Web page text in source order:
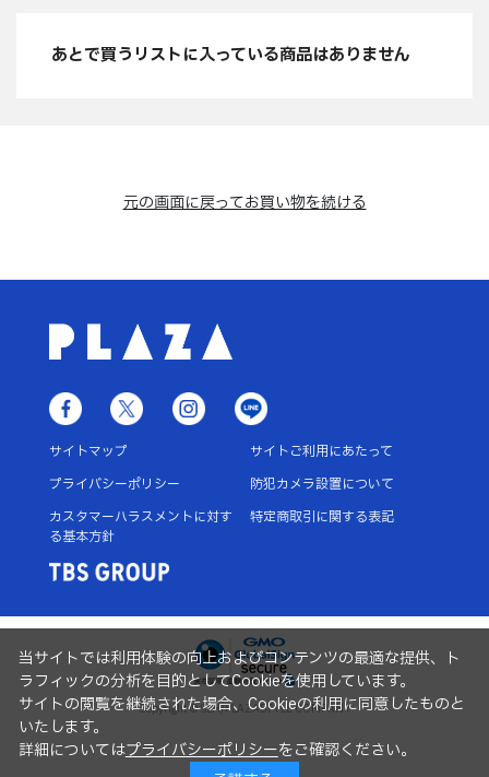
あとで買うリストに入っている商品はありません
元の画面に戻ってお買い物を続ける
サイトマップ
サイトご利用にあたって
プライバシーポリシー
防犯カメラ設置について
カスタマーハラスメントに対す
る基本方針
特定商取引に関する表記
Copyright © SLH/PLAZASTYLE COMPANY
当サイトでは利用体験の向上およびコンテンツの最適な提供、ト
ラフィックの分析を目的としてCookieを使用しています。
サイトの閲覧を継続された場合、Cookieの利用に同意したものと
いたします。
詳細についてはプライバシーポリシーをご確認ください。